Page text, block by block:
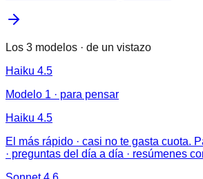
Los 3 modelos · de un vistazo
Haiku 4.5
Modelo 1 · para pensar
Haiku 4.5
El más rápido · casi no te gasta cuota.
· preguntas del día a día · resúmenes